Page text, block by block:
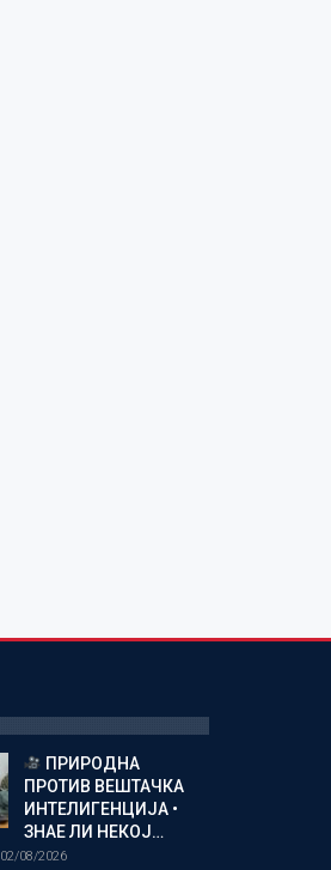
ПРИРОДНА
ПРОТИВ ВЕШТАЧКА
ИНТЕЛИГЕНЦИЈА •
ЗНАЕ ЛИ НЕКОЈ…
02/08/2026